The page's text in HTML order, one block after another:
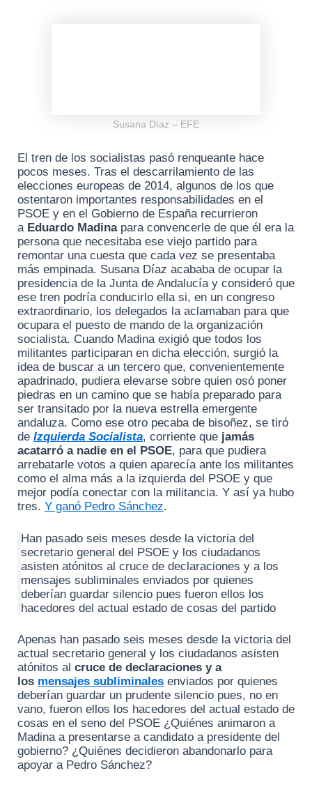
Susana Díaz – EFE
El tren de los socialistas pasó renqueante hace
pocos meses. Tras el descarrilamiento de las
elecciones europeas de 2014, algunos de los que
ostentaron importantes responsabilidades en el
PSOE y en el Gobierno de España recurrieron
a Eduardo Madinapara convencerle de que él era la
persona que necesitaba ese viejo partido para
remontar una cuesta que cada vez se presentaba
más empinada. Susana Díaz acababa de ocupar la
presidencia de la Junta de Andalucía y consideró que
ese tren podría conducirlo ella si, en un congreso
extraordinario, los delegados la aclamaban para que
ocupara el puesto de mando de la organización
socialista. Cuando Madina exigió que todos los
militantes participaran en dicha elección, surgió la
idea de buscar a un tercero que, convenientemente
apadrinado, pudiera elevarse sobre quien osó poner
piedras en un camino que se había preparado para
ser transitado por la nueva estrella emergente
andaluza. Como ese otro pecaba de bisoñez, se tiró
de Izquierda Socialista, corriente que jamás
acatarró a nadie en el PSOE, para que pudiera
arrebatarle votos a quien aparecía ante los militantes
como el alma más a la izquierda del PSOE y que
mejor podía conectar con la militancia. Y así ya hubo
tres. Y ganó Pedro Sánchez.
Han pasado seis meses desde la victoria del
secretario general del PSOE y los ciudadanos
asisten atónitos al cruce de declaraciones y a los
mensajes subliminales enviados por quienes
deberían guardar silencio pues fueron ellos los
hacedores del actual estado de cosas del partido
Apenas han pasado seis meses desde la victoria del
actual secretario general y los ciudadanos asisten
atónitos al cruce de declaraciones y a
los mensajes subliminales enviados por quienes
deberían guardar un prudente silencio pues, no en
vano, fueron ellos los hacedores del actual estado de
cosas en el seno del PSOE ¿Quiénes animaron a
Madina a presentarse a candidato a presidente del
gobierno? ¿Quiénes decidieron abandonarlo para
apoyar a Pedro Sánchez?